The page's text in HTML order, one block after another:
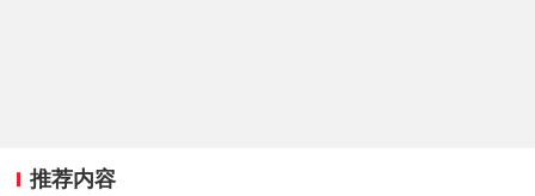
推荐内容